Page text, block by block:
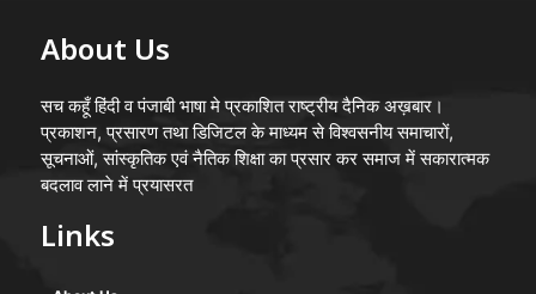
About Us
सच कहूँ हिंदी व पंजाबी भाषा मे प्रकाशित राष्ट्रीय दैनिक अख़बार।
प्रकाशन, प्रसारण तथा डिजिटल के माध्यम से विश्वसनीय समाचारों,
सूचनाओं, सांस्कृतिक एवं नैतिक शिक्षा का प्रसार कर समाज में सकारात्मक
बदलाव लाने में प्रयासरत
Links